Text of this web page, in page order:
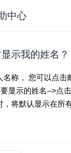
中心
示我的姓名？